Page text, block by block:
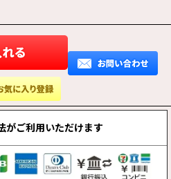
がご利用いただけます